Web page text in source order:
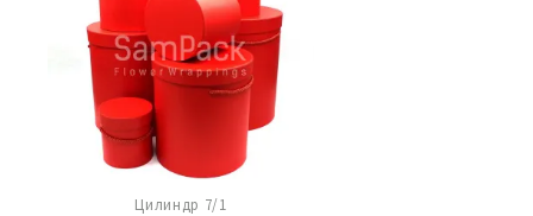
Цилиндр 7/1